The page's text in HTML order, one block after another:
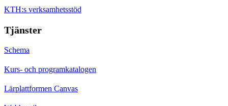
KTH:s verksamhetsstöd
Tjänster
Schema
Kurs- och programkatalogen
Lärplattformen Canvas